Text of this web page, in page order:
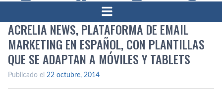
ACRELIA NEWS, PLATAFORMA DE EMAIL
MARKETING EN ESPAÑOL, CON PLANTILLAS
QUE SE ADAPTAN A MÓVILES Y TABLETS
Publicado el 22 octubre, 2014